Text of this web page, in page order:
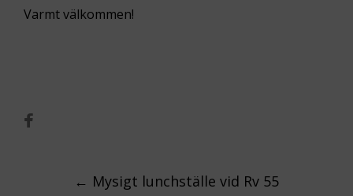
Varmt välkommen!
Post
← Mysigt lunchställe vid Rv 55